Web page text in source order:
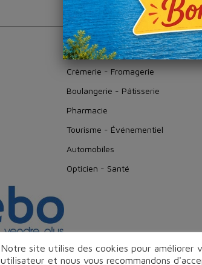
NOS UNIVERS
Crèmerie - Fromagerie
Boulangerie - Pâtisserie
Pharmacie
Tourisme - Événementiel
Automobiles
Opticien - Santé
Notre site utilise des cookies pour améliorer
utilisateur et nous vous recommandons